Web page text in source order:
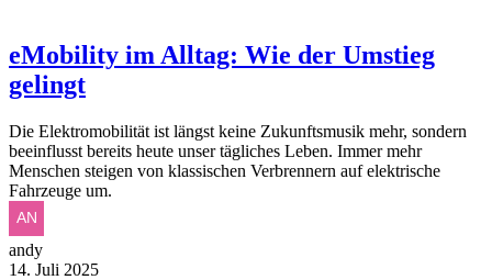
eMobility im Alltag: Wie der Umstieg
gelingt
Die Elektromobilität ist längst keine Zukunftsmusik mehr, sondern
beeinflusst bereits heute unser tägliches Leben. Immer mehr
Menschen steigen von klassischen Verbrennern auf elektrische
Fahrzeuge um.
andy
14. Juli 2025